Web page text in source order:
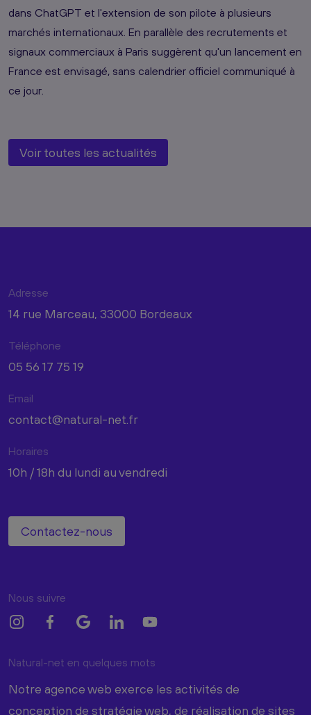
dans ChatGPT et l'extension de son pilote à plusieurs
marchés internationaux. En parallèle des recrutements et
signaux commerciaux à Paris suggèrent qu'un lancement en
France est envisagé, sans calendrier officiel communiqué à
ce jour.
Voir toutes les actualités
Adresse
14 rue Marceau, 33000 Bordeaux
Téléphone
05 56 17 75 19
Email
contact@natural-net.fr
Horaires
10h / 18h du lundi au vendredi
Contactez-nous
Nous suivre
Natural-net en quelques mots
Notre agence web exerce les activités de
conception de stratégie web, de réalisation de sites